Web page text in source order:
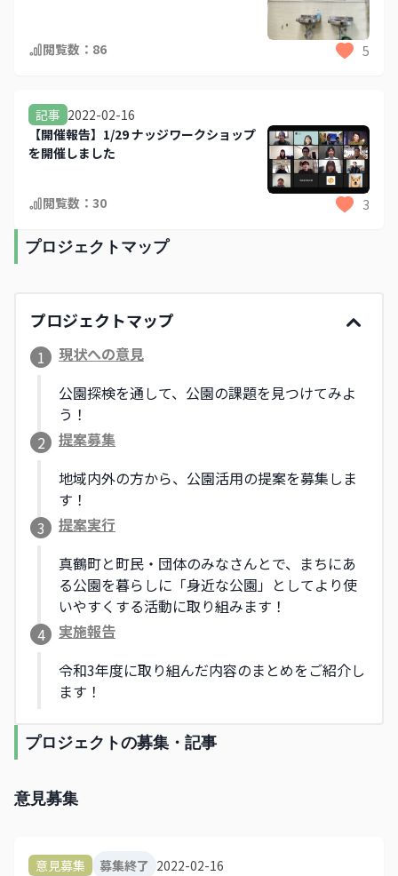
閲覧数： 86 5
記事 2022-02-16
【開催報告】1/29 ナッジワークショップ
を開催しました
閲覧数： 30 3
プロジェクトマップ
プロジェクトマップ
1
現状への意見
公園探検を通して、公園の課題を見つけてみよ
う！
2
提案募集
地域内外の方から、公園活用の提案を募集しま
す！
3
提案実行
真鶴町と町民・団体のみなさんとで、まちにあ
る公園を暮らしに「身近な公園」としてより使
いやすくする活動に取り組みます！
4
実施報告
令和3年度に取り組んだ内容のまとめをご紹介し
ます！
プロジェクトの募集・記事
意見募集
意見募集 募集終了 2022-02-16